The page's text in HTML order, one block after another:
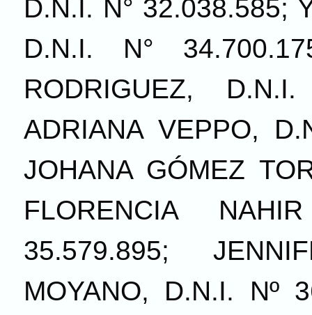
D.N.I. N° 32.038.585;
D.N.I. N°
RODRIGUEZ,
ADRIANA VEPPO,
JOHANA GÓMEZ
FLORENCIA
35.579.895;
MOYANO, D.N.I. Nº